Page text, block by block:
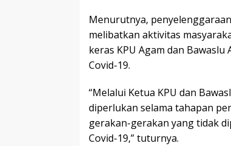
Menurutnya,
melibatkan aktivitas
keras KPU Agam dan
Covid-19.
“Melalui Ketua KPU dan
diperlukan selama tahapan
gerakan-gerakan yang tidak
Covid-19,” tuturnya.